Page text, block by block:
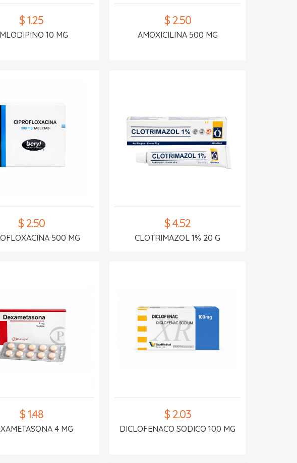
$ 1.25
10 MG
$ 2.50
AMOXICILINA 500 MG
$ 2.50
500 MG
$ 4.52
CLOTRIMAZOL 1% 20 G
$ 1.48
4 MG
$ 2.03
DICLOFENACO SODICO 100 MG